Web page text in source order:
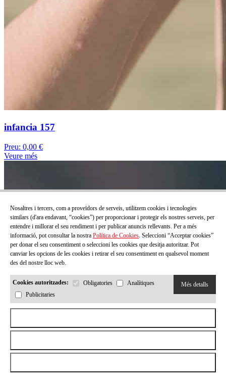
infancia 157
Preu: 0,00 €
Veure més
Nosaltres i tercers, com a proveïdors de serveis, utilitzem cookies i tecnologies
similars (d'ara endavant, “cookies”) per proporcionar i protegir els nostres serveis, per
entendre i millorar el seu rendiment i per publicar anuncis rellevants. Per a més
informació, pot consultar la nostra Política de Cookies. Seleccioni “Acceptar cookies”
per donar el seu consentiment o seleccioni les cookies que desitja autoritzar. Pot
canviar les opcions de les cookies i retirar el seu consentiment en qualsevol moment
des del nostre lloc web.
Cookies autoritzades: Obligatories
Analítiques
Publicitaries
Més detalls